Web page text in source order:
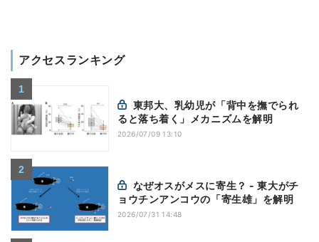
アクセスランキング
ると落ち着く」メカニズムを解明
2026/07/09 13:10
ョウチンアンコウの「寄生雄」を解明
2026/07/31 14:48